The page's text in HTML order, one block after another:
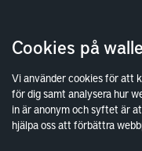
Cookies på
Vi använder cookies för att
för dig samt analysera hur
in är anonym och syftet är
hjälpa oss att förbättra